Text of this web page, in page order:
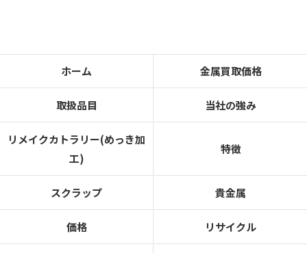
ホーム 金属買取価格
取扱品目 当社の強み
リメイクカトラリー(めっき加
工)
特徴
スクラップ 貴金属
価格 リサイクル